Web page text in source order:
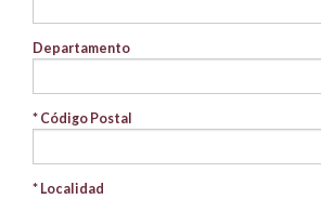
Departamento
* Código Postal
* Localidad